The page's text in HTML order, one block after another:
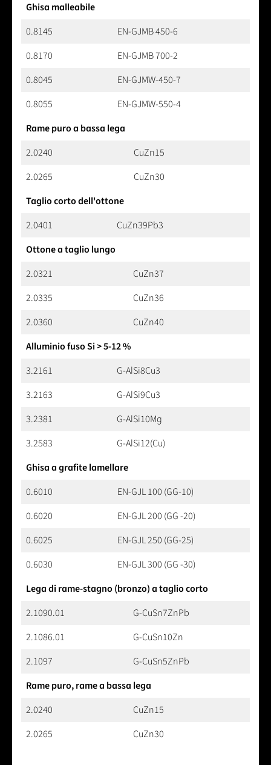
Ghisa malleabile
0.8145
EN-GJMB 450-6
0.8170
EN-GJMB 700-2
0.8045
EN-GJMW-450-7
0.8055
EN-GJMW-550-4
Rame puro a bassa lega
2.0240
CuZn15
2.0265
CuZn30
Taglio corto dell'ottone
2.0401
CuZn39Pb3
Ottone a taglio lungo
2.0321
CuZn37
2.0335
CuZn36
2.0360
CuZn40
Alluminio fuso Si > 5-12 %
3.2161
G-AlSi8Cu3
3.2163
G-AlSi9Cu3
3.2381
G-AlSi10Mg
3.2583
G-AlSi12(Cu)
Ghisa a grafite lamellare
0.6010
EN-GJL 100 (GG-10)
0.6020
EN-GJL 200 (GG -20)
0.6025
EN-GJL 250 (GG-25)
0.6030
EN-GJL 300 (GG -30)
Lega di rame-stagno (bronzo) a taglio corto
2.1090.01
G-CuSn7ZnPb
2.1086.01
G-CuSn10Zn
2.1097
G-CuSn5ZnPb
Rame puro, rame a bassa lega
2.0240
CuZn15
2.0265
CuZn30